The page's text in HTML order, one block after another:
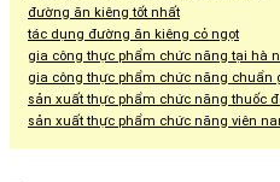
đường ăn kiêng tốt nhất
tác dụng đường ăn kiêng cỏ ngọt
gia công thực phẩm chức năng tại hà
gia công thực phẩm chức năng chuẩn
sản xuất thực phẩm chức năng thuốc
sản xuất thực phẩm chức năng viên